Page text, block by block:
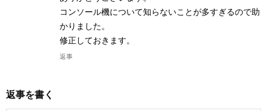
コンソール機について知らないことが多すぎるので助
かりました。
修正しておきます。
返事
返事を書く